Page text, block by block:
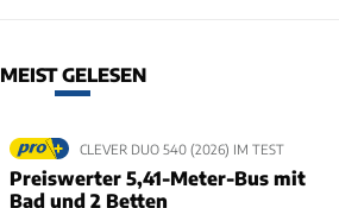
MEIST GELESEN
CLEVER DUO 540 (2026) IM TEST
Preiswerter 5,41-Meter-Bus mit
Bad und 2 Betten